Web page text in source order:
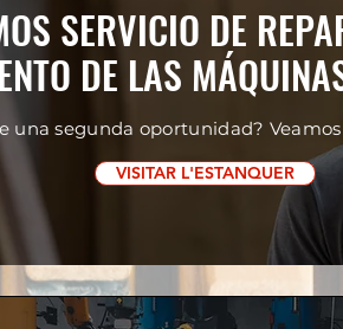
SERVICIO DE
DE LAS
una segunda oportunidad?
VISITAR L'ESTANQUER